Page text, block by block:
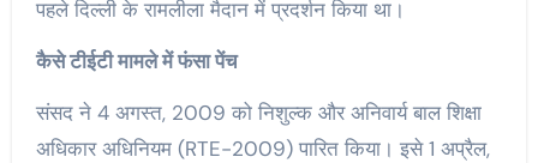
पहले दिल्ली के रामलीला मैदान में प्रदर्शन किया था।
कैसे टीईटी मामले में फंसा पेंच
संसद ने 4 अगस्त, 2009 को निशुल्क और अनिवार्य बाल शिक्षा
अधिकार अधिनियम (RTE-2009) पारित किया। इसे 1 अप्रैल,